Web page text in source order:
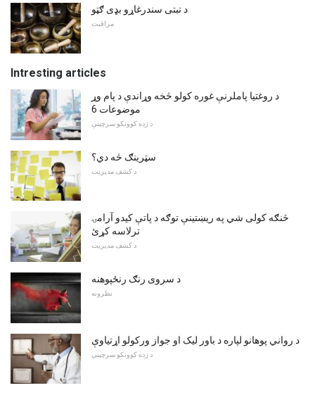
د تبتی سندرغاړو بډی ګټو
مراقبت
Intresting articles
د روغتیا پاملرنې غوره کولو څخه وړاندې د پام وړ
موضوعات 6
د زده کوونکو سرچینې
سټرینګ څه دي؟
د کشف مدیریت
څنګه کولی شي په ریښتینې توګه د پاتې کیدو آرامۍ
ترلاسه کړئ
د کشف مدیریت
د سروی رنګ رنځپوهنه
نظرونه
د رواني پوهانو لپاره د باور لیک او جواز ورکولو اړتیاوې
د زده کوونکو سرچینې